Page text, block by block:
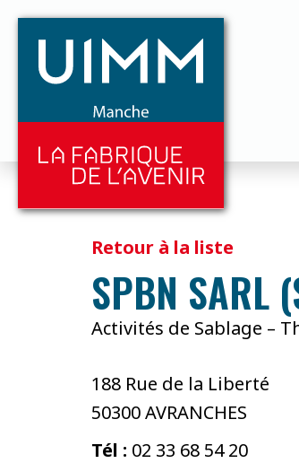
Retour à la liste
SPBN SARL
Activités de Sablage –
188 Rue de la Liberté
50300 AVRANCHES
Tél : 02 33 68 54 20